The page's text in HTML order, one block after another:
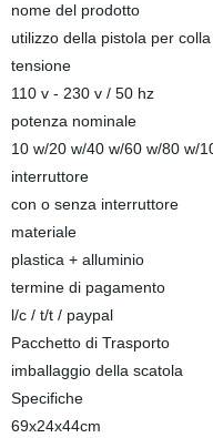
nome del prodotto
utilizzo della pistola per
tensione
110 v - 230 v / 50 hz
potenza nominale
10 w/20 w/40 w/60 w/80 w/
interruttore
con o senza interruttore
materiale
plastica + alluminio
termine di pagamento
l/c / t/t / paypal
Pacchetto di Trasporto
imballaggio della scatola
Specifiche
69x24x44cm